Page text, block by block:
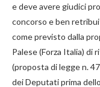
e deve avere giudici
concorso e ben
come previsto dalla
Palese (Forza Italia)
(proposta di legge n.
dei Deputati prima